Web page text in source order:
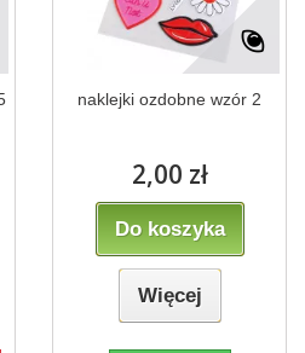
naklejki ozdobne wzór 2
2,00 zł
Do koszyka
Więcej